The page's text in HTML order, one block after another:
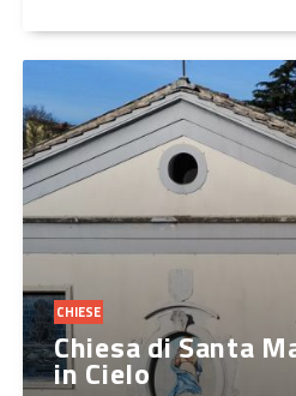
CHIESE
Chiesa di Santa
in Cielo